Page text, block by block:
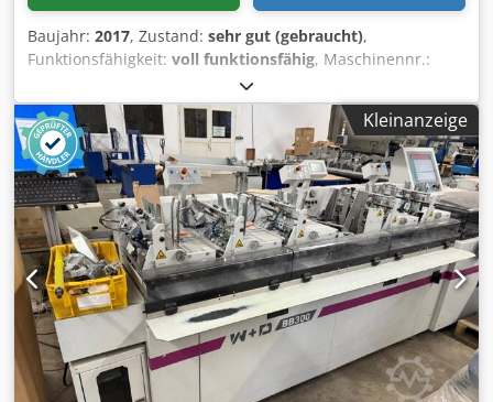
Baujahr: 2017, Zustand: sehr gut (gebraucht),
Funktionsfähigkeit: voll funktionsfähig, Maschinennr.:
Y201095 Baujahr: 2017 Format: DL-C4 mm
Geschwindigkeit: 10.000 c/h Ausstattung • 6 Basisstation •
5 Trommelanleger • 1 Einsteckstation • 1 Ausschleusweiche
• 1 Kuvertanleger • 1 Auslagen Dodpfol Dxq Usx Ag Ssck
Optionales Zubehör: -- nicht im Lieferumfang enthalten -- •
Extra Trommelanleger • Schiebeanleger • Auslagensystem
Kleinanzeige